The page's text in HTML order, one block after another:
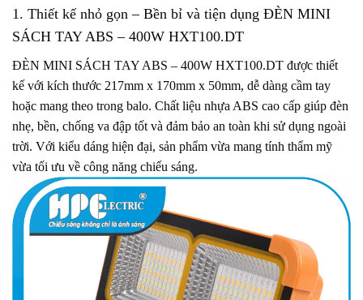
1. Thiết kế nhỏ gọn – Bền bỉ và tiện dụng ĐÈN MINI
SÁCH TAY ABS – 400W HXT100.DT
ĐÈN MINI SÁCH TAY ABS – 400W HXT100.DT được thiết
kế với kích thước 217mm x 170mm x 50mm, dễ dàng cầm tay
hoặc mang theo trong balo. Chất liệu nhựa ABS cao cấp giúp đèn
nhẹ, bền, chống va đập tốt và đảm bảo an toàn khi sử dụng ngoài
trời. Với kiểu dáng hiện đại, sản phẩm vừa mang tính thẩm mỹ
vừa tối ưu về công năng chiếu sáng.